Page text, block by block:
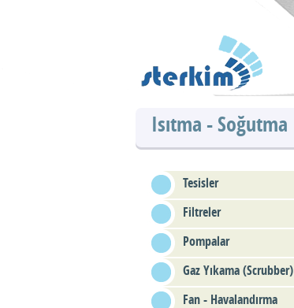
Isıtma - Soğutma
Tesisler
Filtreler
Pompalar
Gaz Yıkama (Scrubber)
Fan - Havalandırma